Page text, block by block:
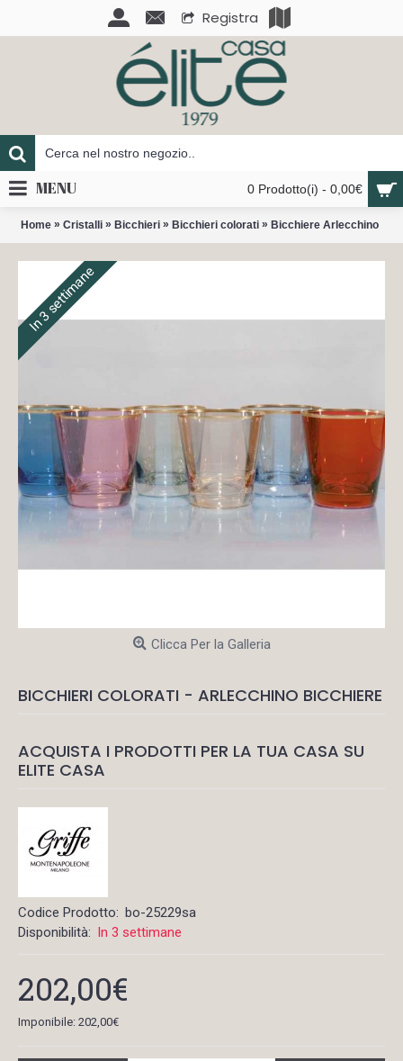
Registra
0 Prodotto(i) - 0,00€
MENU
Home » Cristalli » Bicchieri » Bicchieri colorati » Bicchiere Arlecchino
In 3 settimane
Clicca Per la Galleria
BICCHIERI COLORATI - ARLECCHINO BICCHIERE
ACQUISTA I PRODOTTI PER LA TUA CASA SU
ELITE CASA
Codice Prodotto: bo-25229sa
Disponibilità: In 3 settimane
202,00€
Imponibile: 202,00€